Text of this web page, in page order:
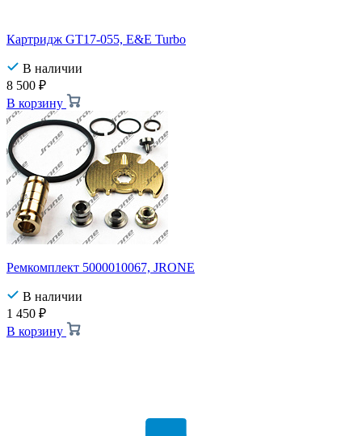
Картридж GT17-055, E&E Turbo
В наличии
8 500 ₽
В корзину
Ремкомплект 5000010067, JRONE
В наличии
1 450 ₽
В корзину